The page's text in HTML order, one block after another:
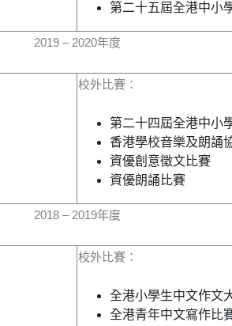
第二十五屆全港中小
2019 – 2020年度
校外比賽：
第二十四屆全港中小
香港學校音樂及朗誦
資優創意徵文比賽
資優朗誦比賽
2018 – 2019年度
校外比賽：
全港小學生中文作文
全港青年中文寫作比